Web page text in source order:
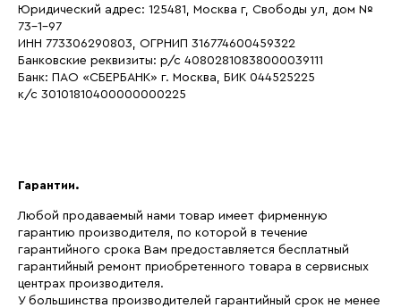
Юридический адрес: 125481, Москва г, Свободы ул, дом №
73-1-97
ИНН 773306290803, ОГРНИП 316774600459322
Банковские реквизиты: р/с 40802810838000039111
Банк: ПАО «СБЕРБАНК» г. Москва, БИК 044525225
к/с 30101810400000000225
Гарантии.
Любой продаваемый нами товар имеет фирменную
гарантию производителя, по которой в течение
гарантийного срока Вам предоставляется бесплатный
гарантийный ремонт приобретенного товара в сервисных
центрах производителя.
У большинства производителей гарантийный срок не менее